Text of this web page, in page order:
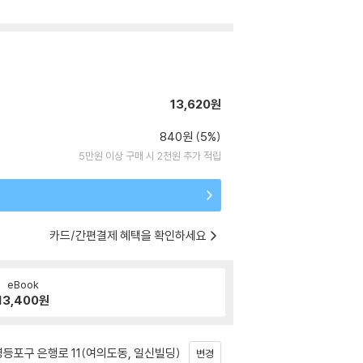
13,620원
840원 (5%)
5만원 이상 구매 시 2천원 추가 적립
카드/간편결제 혜택을 확인하세요
eBook
원
포구 은행로 11(여의도동, 일신빌딩) 변경